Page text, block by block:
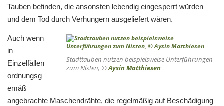
Tauben befinden, die ansonsten lebendig eingesperrt würden
und dem Tod durch Verhungern ausgeliefert wären.
Stadttauben nutzen beispielsweise Unterführungen
zum Nisten, ©Aysin Matthiesen
Auch wenn
in
Einzelfällen
ordnungsg
emäß
angebrachte Maschendrähte, die regelmäßig auf Beschädigung